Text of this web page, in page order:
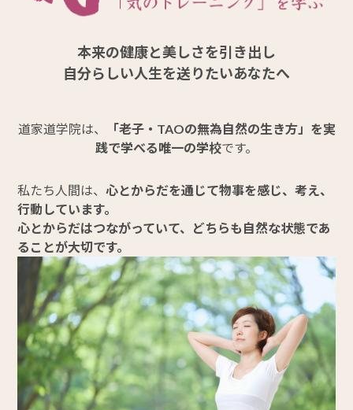
本来の健康と美しさを引き出し
自分らしい人生を送りたいあなたへ
道家道学院は、
「老子・TAOの無為自然の生き方」を実
践で学べる唯一の学校です。
私たち人間は、心とからだを通じて物事を感じ、考え、
行動しています。
心とからだはつながっていて、どちらも自然な状態であ
ることが大切です。